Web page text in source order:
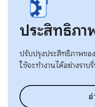
ประสิทธิภา
ปรับปรุงประสิทธิภาพขอ
ใช้จะทำงานได้อย่างรา
อ่